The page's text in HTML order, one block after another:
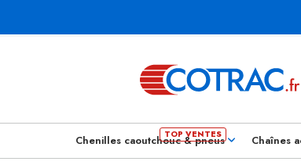
Chenilles caoutchouc & pneus Chaînes